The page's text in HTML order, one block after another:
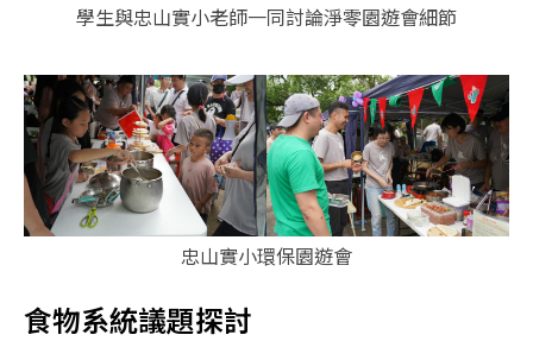
學生與忠山實小老師一同討論淨零園遊會細節
忠山實小環保園遊會
食物系統議題探討